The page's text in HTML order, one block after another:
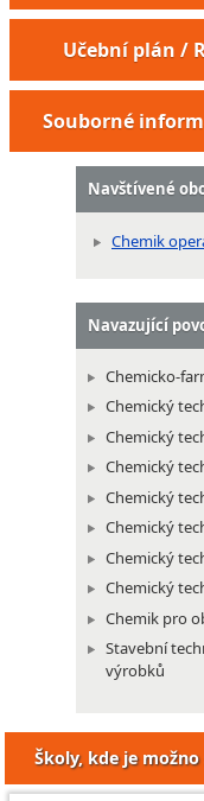
Učební plán /
Souborné
Navštívené
Chemik
Navazující
Výrobce
Chemicko-
Chemický
Chemický
Chemický
Chemický
Chemický
Chemický
Chemický
Chemik pro
Stavební
výrobků
Výrobce
Výrobce
Papírenský
Školy, kde je